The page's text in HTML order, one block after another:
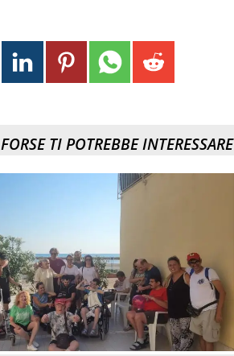
FORSE TI POTREBBE INTERESSARE